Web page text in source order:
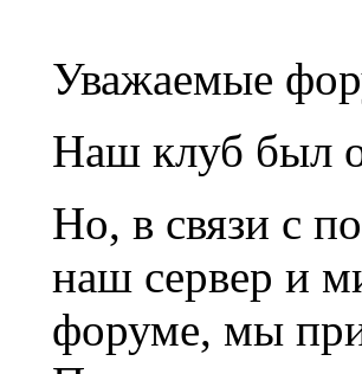
Уважаемые
Наш клуб был
Но, в связи с
наш сервер и
форуме, мы